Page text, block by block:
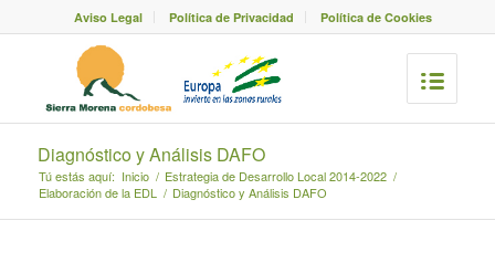
Aviso Legal Política de Privacidad Política de Cookies
Diagnóstico y Análisis DAFO
Tú estás aquí: Inicio / Estrategia de Desarrollo Local 2014-2022 /
Elaboración de la EDL
/ Diagnóstico y Análisis DAFO